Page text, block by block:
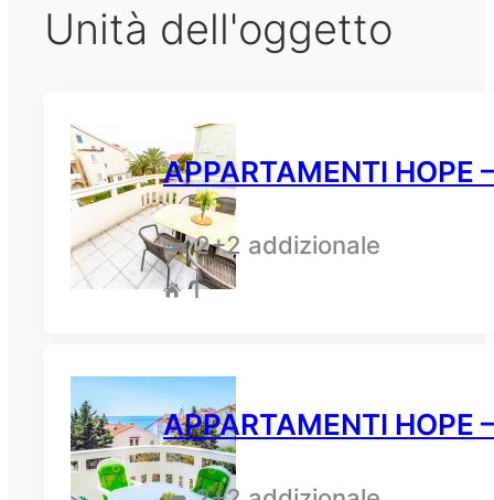
Unità dell'oggetto
APPARTAMENTI
2+2 addizionale
1
APPARTAMENTI